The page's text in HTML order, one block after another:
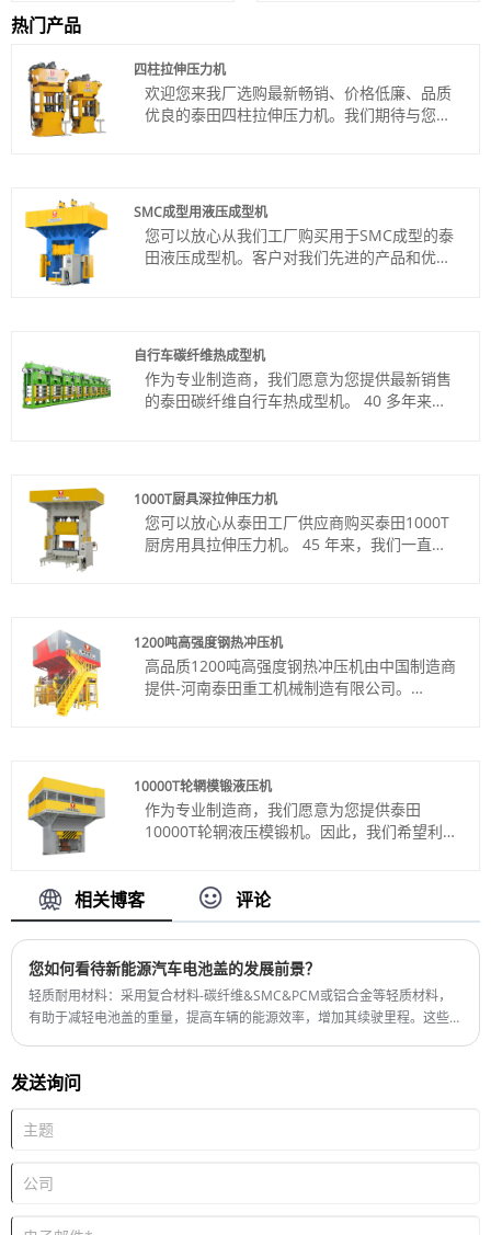
热门产品
四柱拉伸压力机
欢迎您来我厂选购最新畅销、价格低廉、品质
优良的泰田四柱拉伸压力机。我们期待与您的
产品产地：中国
颜色：按客户要求
Shipping Port: Qingdao,Shanghai
最小订购量：1 套
SMC成型用液压成型机
您可以放心从我们工厂购买用于SMC成型的泰
田液压成型机。客户对我们先进的产品和优质
产品产地：中国
颜色：按客户要求
Shipping Port: Qingdao,Shanghai
最小订购量：1 套
自行车碳纤维热成型机
作为专业制造商，我们愿意为您提供最新销售
的泰田碳纤维自行车热成型机。 40 多年来，
产品产地：中国
颜色：按客户要求
Shipping Port: Qingdao,Shanghai
最小订购量：1 套
1000T厨具深拉伸压力机
您可以放心从泰田工厂供应商购买泰田1000T
厨房用具拉伸压力机。 45 年来，我们一直是
产品编号：TT-LM1000T/LS
付款方式：电汇、信用证
产品产地：中国
颜色：按客户要求
1200吨高强度钢热冲压机
高品质1200吨高强度钢热冲压机由中国制造商
提供-河南泰田重工机械制造有限公司。
Shipping Port: Qingdao,Shanghai
最小订单：1
交货时间：4-5个月
10000T轮辋模锻液压机
作为专业制造商，我们愿意为您提供泰田
10000T轮辋液压模锻机。因此，我们希望利用
付款方式：电汇、信用证
产品产地：中国
颜色：按客户要求
Shipping Port: Qingdao,Shanghai
最小订购量：1 套
交货时间：约8个月
相关博客 评论
您如何看待新能源汽车电池盖的发展前景？
轻质耐用材料：采用复合材料-碳纤维&SMC&PCM或铝合金等轻质材料，
有助于减轻电池盖的重量，提高车辆的能源效率，增加其续驶里程。这些材
发送询问